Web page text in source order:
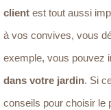
client est tout aussi
à vos convives, vous
exemple, vous pouvez
dans votre jardin. Si
conseils pour choisir le